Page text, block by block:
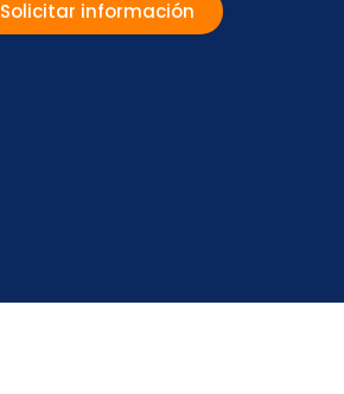
Solicitar información